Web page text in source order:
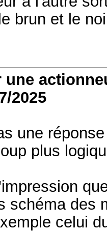
brun et le
une
2025
une
plus
schéma des
celui